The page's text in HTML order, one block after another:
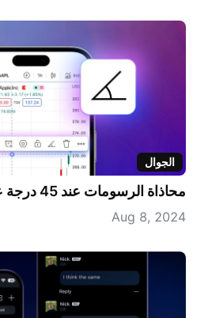
الجوال
محاذاة الرسومات عند 45 درجة على الأجهزة المحمولة
Aug 8, 2024